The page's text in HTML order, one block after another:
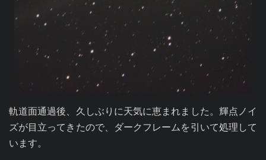
軌道面通過後、久しぶりに天気に恵まれました。輝点ノイ
ズが目立ってきたので、ダークフレームを引いて処理して
います。